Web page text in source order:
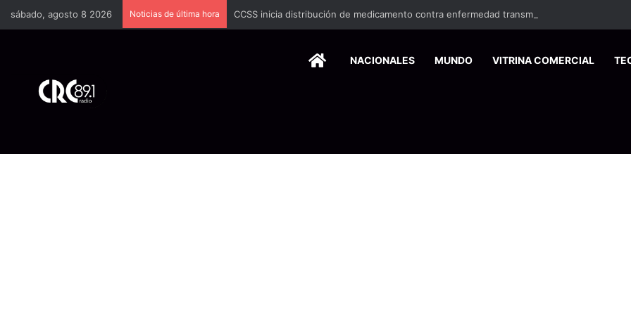
sábado, agosto 8 2026 Noticias de última hora
HOMENACIONALES MUNDO VITRINA COMERCIAL